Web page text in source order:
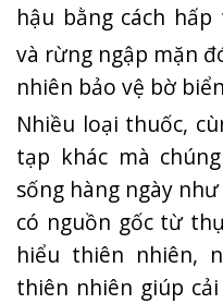
hậu bằng cách hấp
và rừng ngập mặn
nhiên bảo vệ bờ
Nhiều loại thuốc,
tạp khác mà
sống hàng ngày
có nguồn gốc từ
hiểu thiên nhiên,
thiên nhiên giúp